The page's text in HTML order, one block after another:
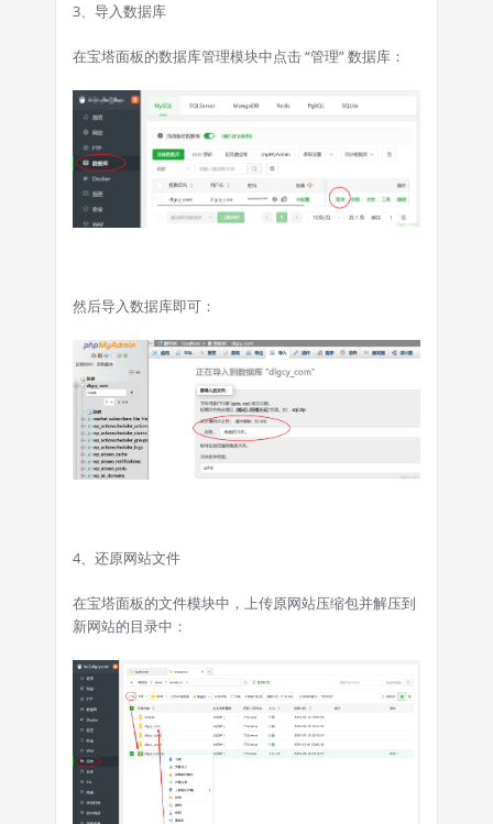
3、导入数据库
在宝塔面板的数据库管理模块中点击 “管理” 数据库：
然后导入数据库即可：
4、还原网站文件
在宝塔面板的文件模块中，上传原网站压缩包并解压到
新网站的目录中：